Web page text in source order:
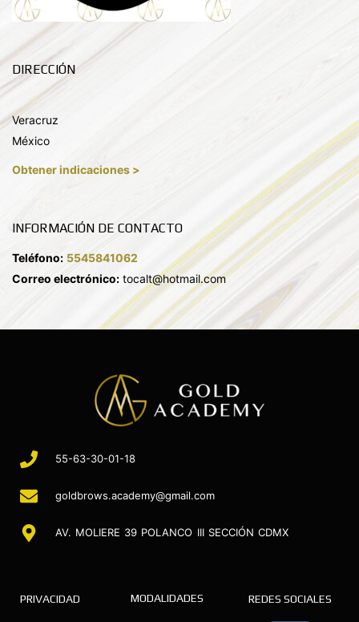
DIRECCIÓN
Veracruz
México
Obtener indicaciones >
INFORMACIÓN DE CONTACTO
Teléfono: 5545841062
Correo electrónico: tocalt@hotmail.com
55-63-30-01-18
goldbrows.academy@gmail.com
AV. MOLIERE 39 POLANCO III SECCIÓN CDMX
PRIVACIDAD MODALIDADES REDES SOCIALES